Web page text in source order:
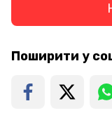
Поширити у